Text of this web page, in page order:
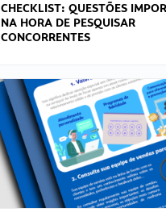
CHECKLIST: QUESTÕES
NA HORA DE PESQUISAR
CONCORRENTES